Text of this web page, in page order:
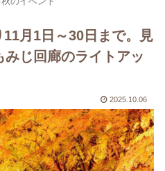
月1日～30日まで。見
じ回廊のライトアッ
2025.10.06